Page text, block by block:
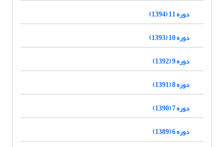
دوره 11 (1394)
دوره 10 (1393)
دوره 9 (1392)
دوره 8 (1391)
دوره 7 (1390)
دوره 6 (1389)